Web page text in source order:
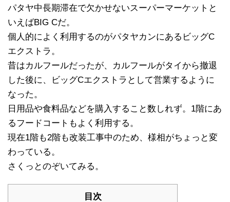
パタヤ中長期滞在で欠かせないスーパーマーケットと
いえばBIG Cだ。
個人的によく利用するのがパタヤカンにあるビッグC
エクストラ。
昔はカルフールだったが、カルフールがタイから撤退
した後に、ビッグCエクストラとして営業するように
なった。
日用品や食料品などを購入すること数しれず。1階にあ
るフードコートもよく利用する。
現在1階も2階も改装工事中のため、様相がちょっと変
わっている。
さくっとのぞいてみる。
目次